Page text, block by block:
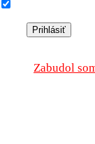
Zabudol